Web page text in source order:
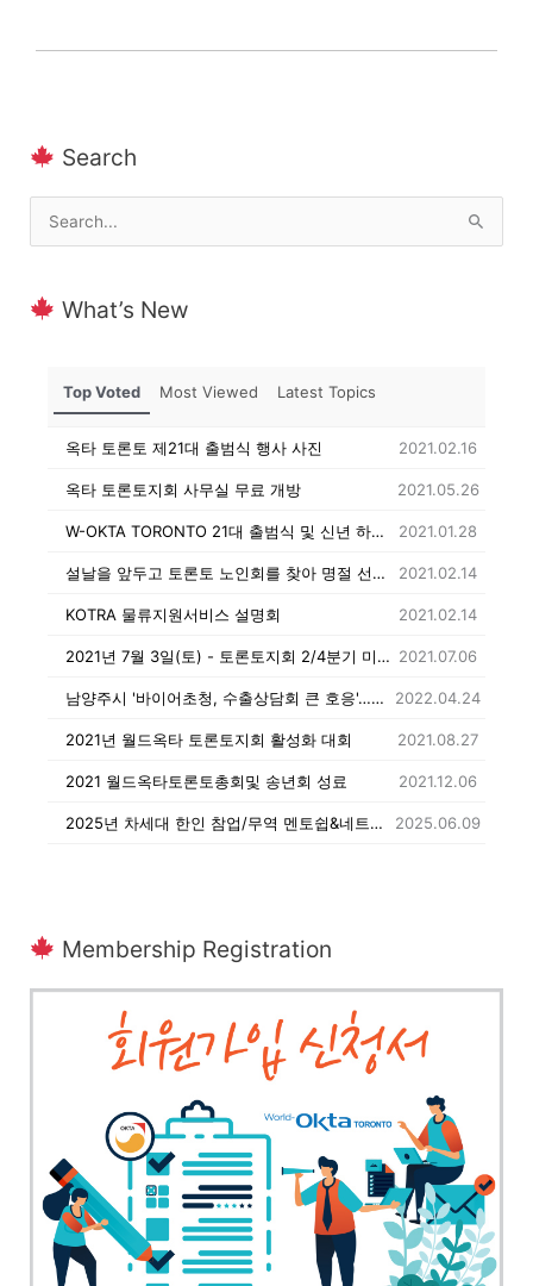
Search
Search
What’s New
Top Voted Most Viewed Latest Topics
옥타 토론토 제21대 출범식 행사 사진 2021.02.16
옥타 토론토지회 사무실 무료 개방 2021.05.26
W-OKTA TORONTO 21대 출범식 및 신년 하례식 2021.01.28
설날을 앞두고 토론토 노인회를 찾아 명절 선물 전달 2021.02.14
KOTRA 물류지원서비스 설명회 2021.02.14
2021년 7월 3일(토) - 토론토지회 2/4분기 미팅 & BBQ 파티 2021.07.06
남양주시 '바이어초청, 수출상담회 큰 호응'…수출계약 이어져 2022.04.24
2021년 월드옥타 토론토지회 활성화 대회 2021.08.27
2021 월드옥타토론토총회및 송년회 성료 2021.12.06
2025년 차세대 한인 참업/무역 멘토쉽&네트워킹 행사 참가자 조별 멘토& 멘티 명단 2025.06.09
Membership Registration